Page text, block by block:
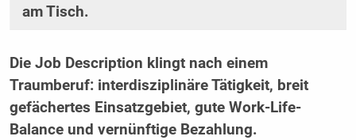
am Tisch.
Die Job Description klingt nach einem
Traumberuf: interdisziplinäre Tätigkeit, breit
gefächertes Einsatzgebiet, gute Work-Life-
Balance und vernünftige Bezahlung.